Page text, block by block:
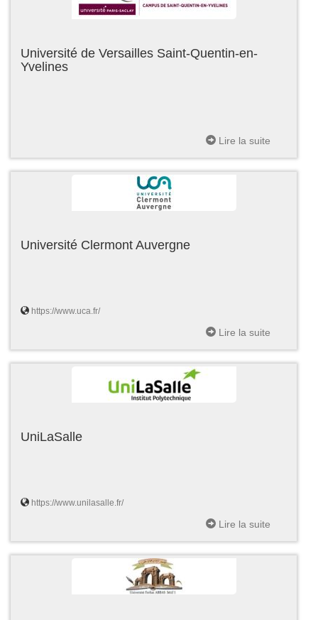
Université de Versailles Saint-Quentin-en-
Yvelines
Lire la suite
Université Clermont Auvergne
https://www.uca.fr/
Lire la suite
UniLaSalle
https://www.unilasalle.fr/
Lire la suite